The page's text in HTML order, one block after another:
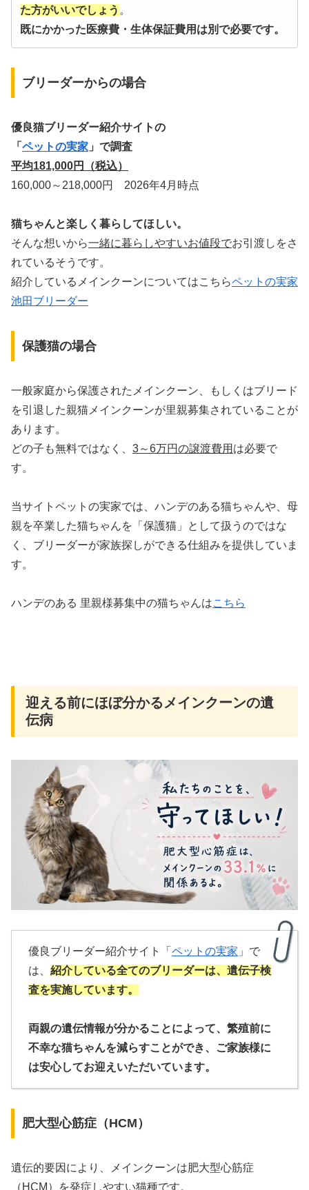
た方がいいでしょう 。
既にかかった医療費・生体保証費用は別で必要です。
ブリーダーからの場合
優良猫ブリーダー紹介サイトの
「 ペットの実家 」で調査
平均181,000円（税込）
160,000～218,000円 2026年4月時点
猫ちゃんと楽しく暮らしてほしい。
そんな想いから一緒に暮らしやすいお値段でお引渡しをさ
れているそうです。
紹介しているメインクーンについてはこちらペットの実家
池田ブリーダー
保護猫の場合
一般家庭から保護されたメインクーン、もしくはブリード
を引退した親猫メインクーンが里親募集されていることが
あります。
どの子も無料ではなく、 3～6万円の譲渡費用 は必要で
す。
当サイトペットの実家では、ハンデのある猫ちゃんや、母
親を卒業した猫ちゃんを「保護猫」として扱うのではな
く、ブリーダーが家族探しができる仕組みを提供していま
す。
ハンデのある 里親様募集中の猫ちゃんはこちら
迎える前にほぼ分かるメインクーンの遺
伝病
優良ブリーダー紹介サイト「 ペットの実家 」で
は、 紹介している全てのブリーダーは、遺伝子検
査を実施しています。
両親の遺伝情報が分かることによって、繁殖前に
不幸な猫ちゃんを減らすことができ、ご家族様に
は安心してお迎えいただいています。
肥大型心筋症（HCM）
遺伝的要因により、メインクーンは肥大型心筋症
（HCM）を発症しやすい猫種です。